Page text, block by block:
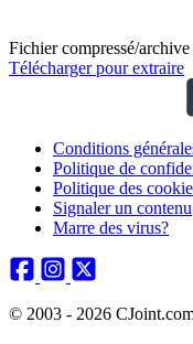
Fichier compressé/
Télécharger pour extraire
Conditions
Politique de
Politique des
Signaler un contenu
Marre des virus?
© 2003 - 2026